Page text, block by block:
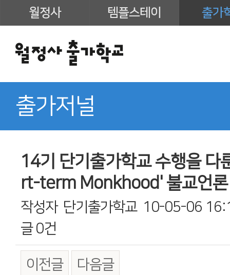
월정사 템플스테이 출가
출가저널
14기 단기출가학교 수행을 다
rt-term Monkhood' 불교언론
작성자 단기출가학교 10-05-06
글 0건
이전글 다음글